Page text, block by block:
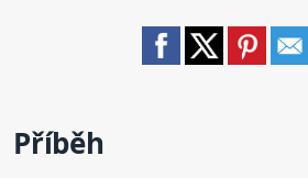
Příběh